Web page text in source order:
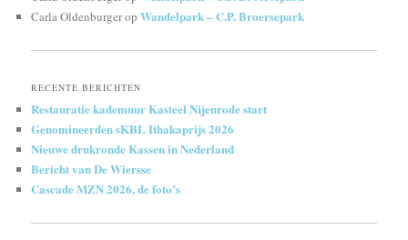
Carla OldenburgeropWandelpark – C.P. Broersepark
RECENTE BERICHTEN
Restauratie kademuur Kasteel Nijenrode start
Genomineerden sKBL Ithakaprijs 2026
Nieuwe drukronde Kassen in Nederland
Bericht van De Wiersse
Cascade MZN 2026, de foto’s